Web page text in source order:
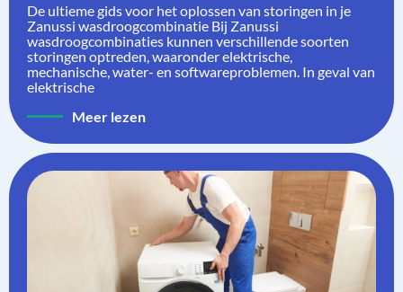
De ultieme gids voor het oplossen van storingen in je
Zanussi wasdroogcombinatie Bij Zanussi
wasdroogcombinaties kunnen verschillende soorten
storingen optreden, waaronder elektrische,
mechanische, water- en softwareproblemen. In geval van
elektrische
Meer lezen